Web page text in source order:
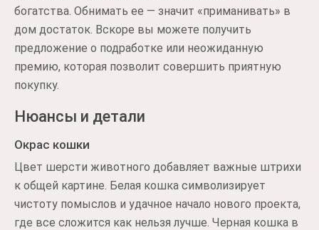
богатства. Обнимать ее — значит «приманивать» в
дом достаток. Вскоре вы можете получить
предложение о подработке или неожиданную
премию, которая позволит совершить приятную
покупку.
Нюансы и детали
Окрас кошки
Цвет шерсти животного добавляет важные штрихи
к общей картине. Белая кошка символизирует
чистоту помыслов и удачное начало нового проекта,
где все сложится как нельзя лучше. Черная кошка в